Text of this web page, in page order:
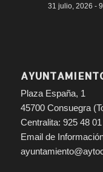
31 julio, 2026 -
Plaza España, 1
45700 Consuegra
Centralita: 925 48
Email de